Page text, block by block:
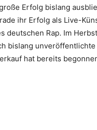
Erfolg bislang
ihr Erfolg als Live-
deutschen Rap. Im
bislang
hat bereits